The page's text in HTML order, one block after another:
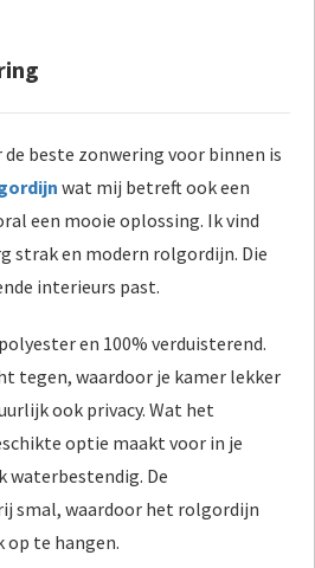
beste zonwering voor binnen is
wat mij betreft ook een
een mooie oplossing. Ik vind
strak en modern rolgordijn. Die
interieurs past.
en 100% verduisterend.
tegen, waardoor je kamer lekker
ook privacy. Wat het
optie maakt voor in je
waterbestendig. De
smal, waardoor het rolgordijn
op te hangen.